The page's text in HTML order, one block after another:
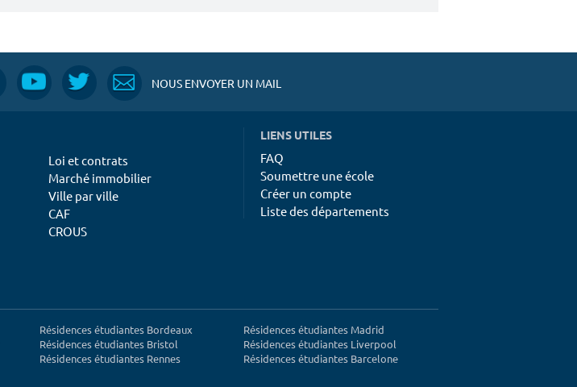
NOUS ENVOYER UN MAIL
Loi et contrats
Marché immobilier
Ville par ville
CAF
CROUS
LIENS UTILES
FAQ
Soumettre une école
Créer un compte
Liste des départements
Résidences étudiantes Bordeaux
Résidences étudiantes Bristol
Résidences étudiantes Rennes
Résidences étudiantes Madrid
Résidences étudiantes Liverpool
Résidences étudiantes Barcelone